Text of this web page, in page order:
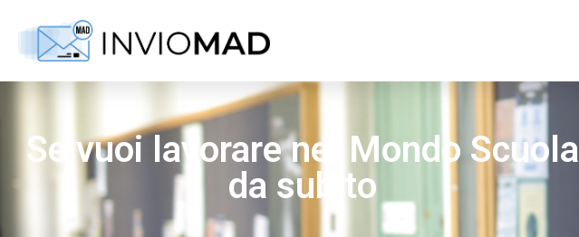
Se vuoi lavorare nel Mondo Scuola
da subito